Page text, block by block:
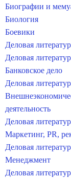
Биографии и
Биология
Боевики
Деловая
Деловая
Банковское дело
Деловая
деятельность
Деловая
Маркетинг, PR,
Деловая
Менеджмент
Деловая